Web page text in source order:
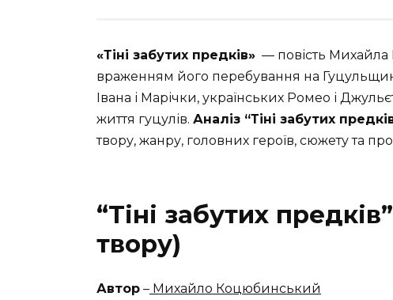
«Тіні забутих предків» — повість
враженням його перебування на
Івана і Марічки, українських Ромео і
життя гуцулів. Аналіз “Тіні забутих
твору, жанру, головних героїв, сюжету та
“Тіні забутих
твору)
Автор – Михайло Коцюбинський